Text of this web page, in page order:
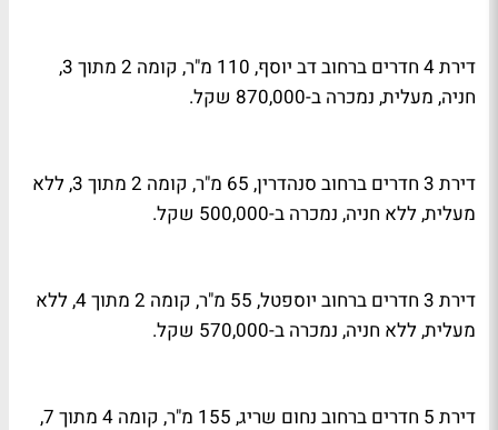
דירת 4 חדרים ברחוב דב יוסף, 110 מ"ר, קומה 2 מתוך 3,
חניה, מעלית, נמכרה ב-870,000 שקל.
דירת 3 חדרים ברחוב סנהדרין, 65 מ"ר, קומה 2 מתוך 3, ללא
מעלית, ללא חניה, נמכרה ב-500,000 שקל.
דירת 3 חדרים ברחוב יוספטל, 55 מ"ר, קומה 2 מתוך 4, ללא
מעלית, ללא חניה, נמכרה ב-570,000 שקל.
דירת 5 חדרים ברחוב נחום שריג, 155 מ"ר, קומה 4 מתוך 7,